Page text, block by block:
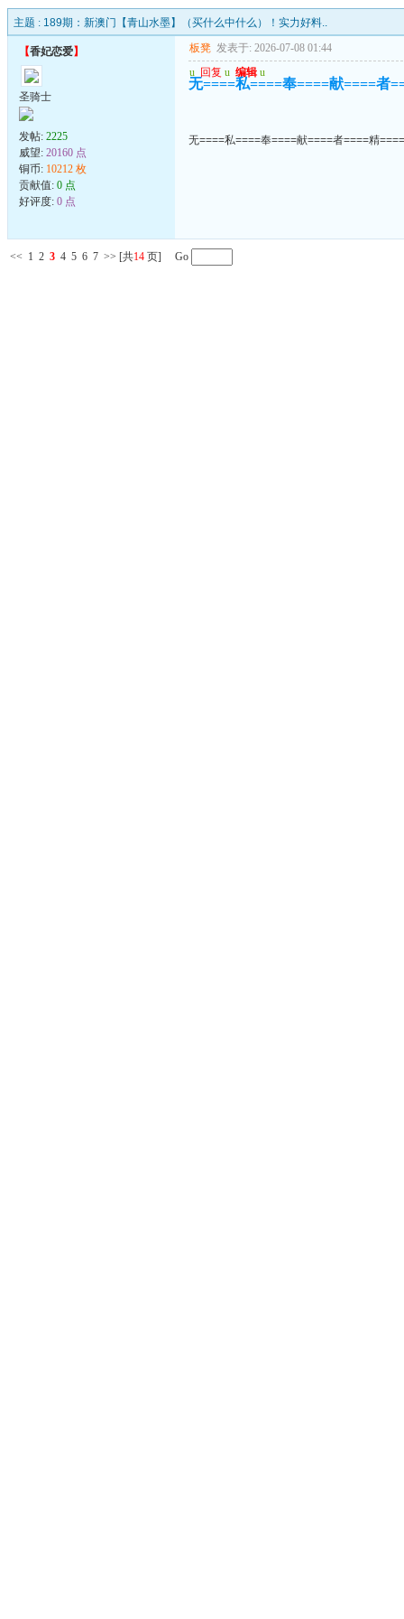
主题 : 189期：新澳门【青山水墨】（买什么中什么）！实力好料..
【香妃恋爱】
圣骑士
发帖: 2225
威望: 20160 点
铜币: 10212 枚
贡献值: 0 点
好评度: 0 点
板凳 发表于: 2026-07-08 01:44
u 回复 u 编辑 u
无====私====奉====献====者
无====私====奉====献====者====精
<< 1 2 3 4 5 6 7 >> [共14 页] Go